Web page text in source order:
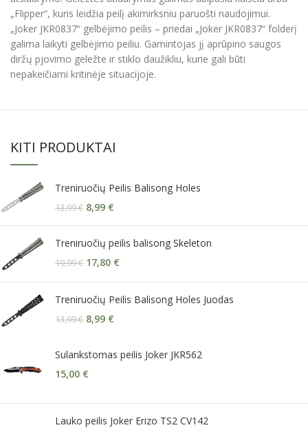
„Flipper“, kuris leidžia peilį akimirksniu paruošti naudojimui.
„Joker JKR0837“ gelbėjimo peilis – priedai „Joker JKR0837“ folderį
galima laikyti gelbėjimo peiliu. Gamintojas jį aprūpino saugos
diržų pjovimo geležte ir stiklo daužikliu, kurie gali būti
nepakeičiami kritinėje situacijoje.
KITI PRODUKTAI
Treniruočių Peilis Balisong Holes
13,99€ 8,99 €
Treniruočių peilis balisong Skeleton
19,99€ 17,80 €
Treniruočių Peilis Balisong Holes Juodas
13,99€ 8,99 €
Sulankstomas peilis Joker JKR562
15,00 €
Lauko peilis Joker Erizo TS2 CV142